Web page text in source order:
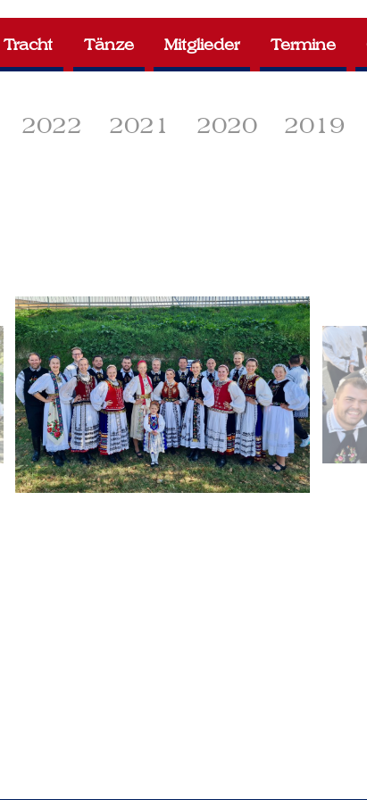
2022 2021 2020 2019
Tracht Tänze Mitglieder Termine